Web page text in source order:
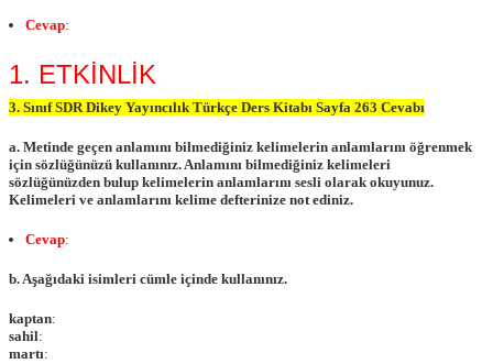
Cevap:
1. ETKİNLİK
3. Sınıf SDR Dikey Yayıncılık Türkçe Ders Kitabı Sayfa 263 Cevabı
a. Metinde geçen anlamını bilmediğiniz kelimelerin anlamlarını öğrenmek
için sözlüğünüzü kullanınız. Anlamını bilmediğiniz kelimeleri
sözlüğünüzden bulup kelimelerin anlamlarını sesli olarak okuyunuz.
Kelimeleri ve anlamlarını kelime defterinize not ediniz.
Cevap:
b. Aşağıdaki isimleri cümle içinde kullanınız.
kaptan:
sahil:
martı: